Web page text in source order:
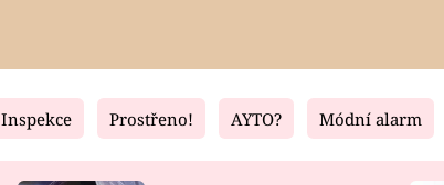
Fresh Living
Inspekce Prostřeno! AYTO? Módní alarm